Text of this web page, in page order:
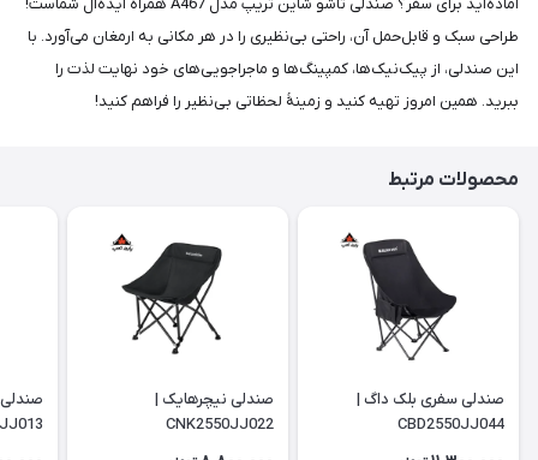
آماده‌اید برای سفر؟ صندلی تاشو شاین تریپ مدل A467 همراه ایده‌آل شماست!
طراحی سبک و قابل‌حمل آن، راحتی بی‌نظیری را در هر مکانی به ارمغان می‌آورد. با
این صندلی، از پیک‌نیک‌ها، کمپینگ‌ها و ماجراجویی‌های خود نهایت لذت را
ببرید. همین امروز تهیه کنید و زمینۀ لحظاتی بی‌نظیر را فراهم کنید!
محصولات مرتبط
صندلی سفری بلک داگ |
CBD2550JJ044
صندلی نیچرهایک |
CNK2550JJ022